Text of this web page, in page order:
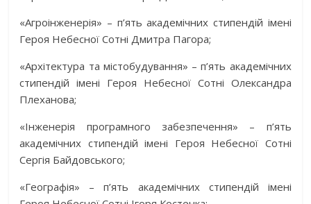
«Агроінженерія» – п’ять академічних стипендій імені
Героя Небесної Сотні Дмитра Пагора;
«Архітектура та містобудування» – п’ять академічних
стипендій імені Героя Небесної Сотні Олександра
Плеханова;
«Інженерія програмного забезпечення» – п’ять
академічних стипендій імені Героя Небесної Сотні
Сергія Байдовського;
«Географія» – п’ять академічних стипендій імені